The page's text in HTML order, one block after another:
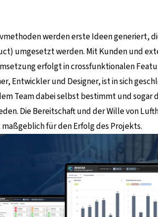
werden erste Ideen generiert,
umgesetzt werden. Mit Kunden und
erfolgt in crossfunktionalen
Entwickler und Designer, ist in sich
Team dabei selbst bestimmt und sogar
Die Bereitschaft und der Wille von
für den Erfolg des Projekts.